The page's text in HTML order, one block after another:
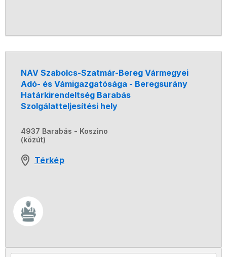
NAV Szabolcs-Szatmár-Bereg Vármegyei
Adó- és Vámigazgatósága - Beregsurány
Határkirendeltség Barabás
Szolgálatteljesítési hely
4937 Barabás - Koszino
(közút)
Térkép